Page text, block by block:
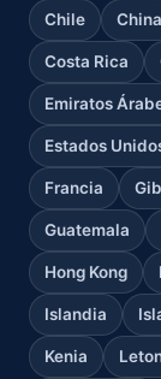
Chile China
Costa Rica
Emiratos
Estados
Francia
Guatemala
Hong Kong
Islandia
Kenia